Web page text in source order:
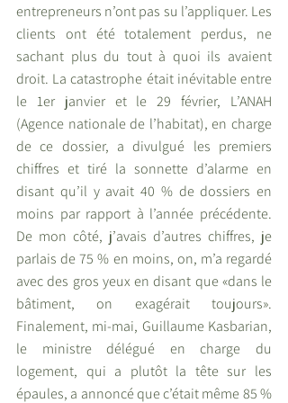
entrepreneurs n’ont pas su l’appliquer. Les
clients ont été totalement perdus, ne
sachant plus du tout à quoi ils avaient
droit. La catastrophe était inévitable entre
le 1er janvier et le 29 février, L’ANAH
(Agence nationale de l’habitat), en charge
de ce dossier, a divulgué les premiers
chiffres et tiré la sonnette d’alarme en
disant qu’il y avait 40 % de dossiers en
moins par rapport à l’année précédente.
De mon côté, j’avais d’autres chiffres, je
parlais de 75 % en moins, on, m’a regardé
avec des gros yeux en disant que «dans le
bâtiment, on exagérait toujours».
Finalement, mi-mai, Guillaume Kasbarian,
le ministre délégué en charge du
logement, qui a plutôt la tête sur les
épaules, a annoncé que c’était même 85 %